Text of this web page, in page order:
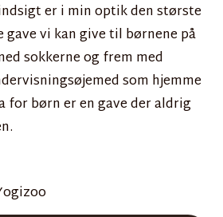
er i min optik den største
vi kan give til børnene på
sokkerne og frem med
som hjemme
for børn er en gave der aldrig